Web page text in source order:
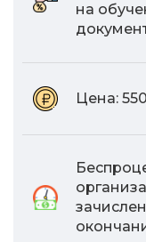
на
Цена: